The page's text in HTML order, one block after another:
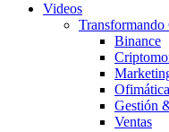
Videos
Transformando
Binance
Gestión
Ventas